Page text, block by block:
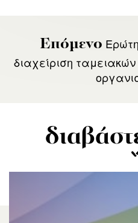
Επόμενο
διαχείριση